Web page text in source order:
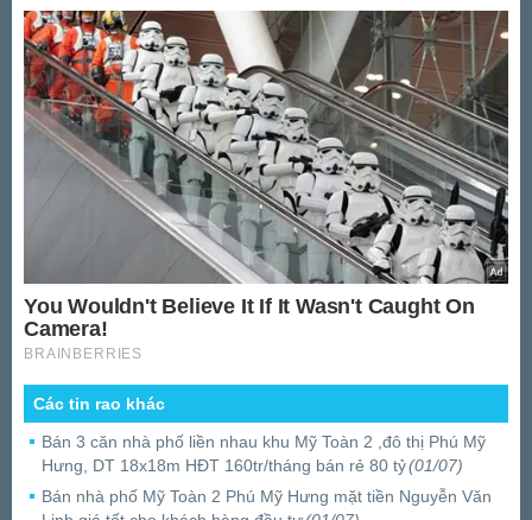
Các tin rao khác
Bán 3 căn nhà phố liền nhau khu Mỹ Toàn 2 ,đô thị Phú Mỹ
Hưng, DT 18x18m HĐT 160tr/tháng bán rẻ 80 tỷ(01/07)
Bán nhà phố Mỹ Toàn 2 Phú Mỹ Hưng mặt tiền Nguyễn Văn